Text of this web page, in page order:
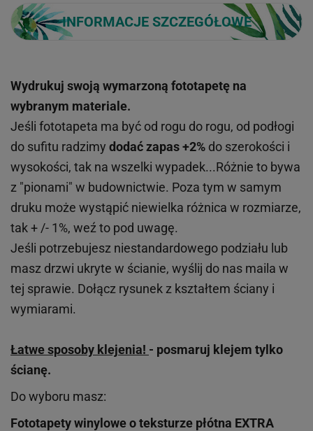
INFORMACJE SZCZEGÓŁOWE
Wydrukuj swoją wymarzoną fototapetę na
wybranym materiale.
Jeśli fototapeta ma być od rogu do rogu, od podłogi
do sufitu radzimy dodać zapas +2% do szerokości i
wysokości, tak na wszelki wypadek...Różnie to bywa
z "pionami" w budownictwie. Poza tym w samym
druku może wystąpić niewielka różnica w rozmiarze,
tak + /- 1%, weź to pod uwagę.
Jeśli potrzebujesz niestandardowego podziału lub
masz drzwi ukryte w ścianie, wyślij do nas maila w
tej sprawie. Dołącz rysunek z kształtem ściany i
wymiarami.
Łatwe sposoby klejenia! - posmaruj klejem tylko
ścianę.
Do wyboru masz:
Fototapety winylowe oteksturze płótna EXTRA